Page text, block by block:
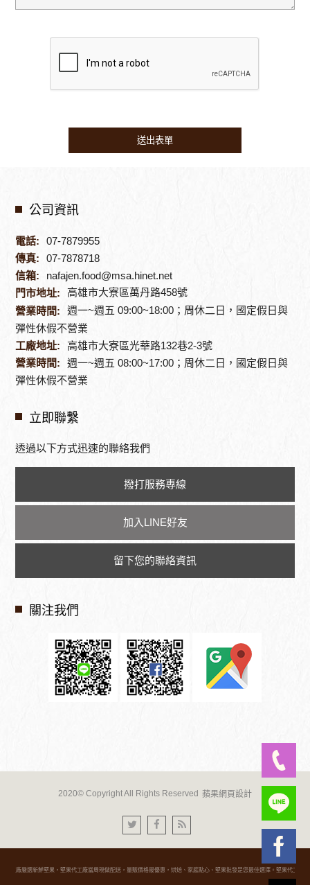
公司資訊
電話:
07-7879955
傳真:
07-7878718
信箱:
nafajen.food@msa.hinet.net
門市地址:
高雄市大寮區萬丹路458號
營業時間:
週一~週五 09:00~18:00；周休二日，國定假日與
彈性休假不營業
工廠地址:
高雄市大寮區光華路132巷2-3號
營業時間:
週一~週五 08:00~17:00；周休二日，國定假日與
彈性休假不營業
立即聯繫
透過以下方式迅速的聯絡我們
撥打服務專線
加入LINE好友
留下您的聯絡資訊
關注我們
2020© Copyright All Rights Reserved 蘋果網頁設計
代工廠嚴選新鮮堅果，堅果代工廠當周現做配送，量販價格最優惠，烘焙、家庭點心、堅果批發是您最佳選擇。堅果代工